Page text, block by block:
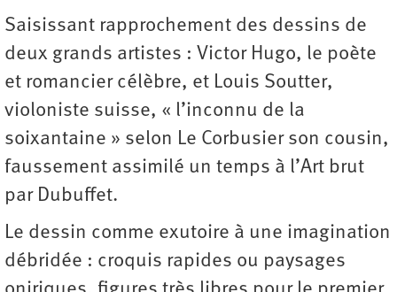
Saisissant rapprochement des dessins de
deux grands artistes : Victor Hugo, le poète
et romancier célèbre, et Louis Soutter,
violoniste suisse, « l’inconnu de la
soixantaine » selon Le Corbusier son cousin,
faussement assimilé un temps à l’Art brut
par Dubuffet.
Le dessin comme exutoire à une imagination
débridée : croquis rapides ou paysages